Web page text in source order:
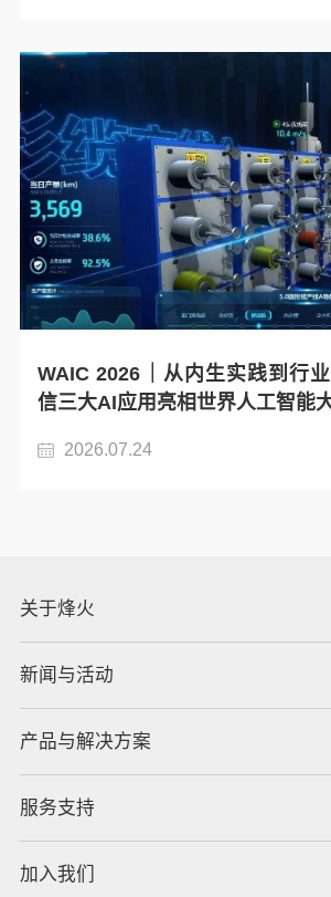
WAIC 2026｜从内生实践到行
信三大AI应用亮相世界人工智能
2026.07.24
关于烽火
新闻与活动
产品与解决方案
服务支持
加入我们